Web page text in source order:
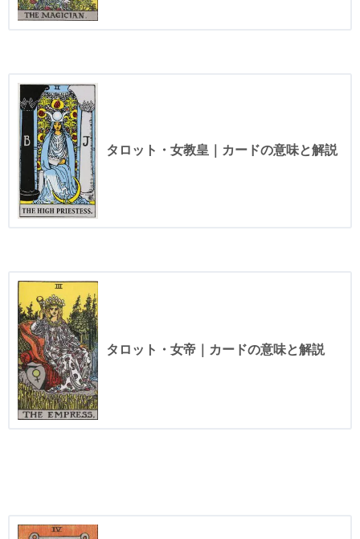
タロット・女教皇｜カードの意味と解説
タロット・女帝｜カードの意味と解説